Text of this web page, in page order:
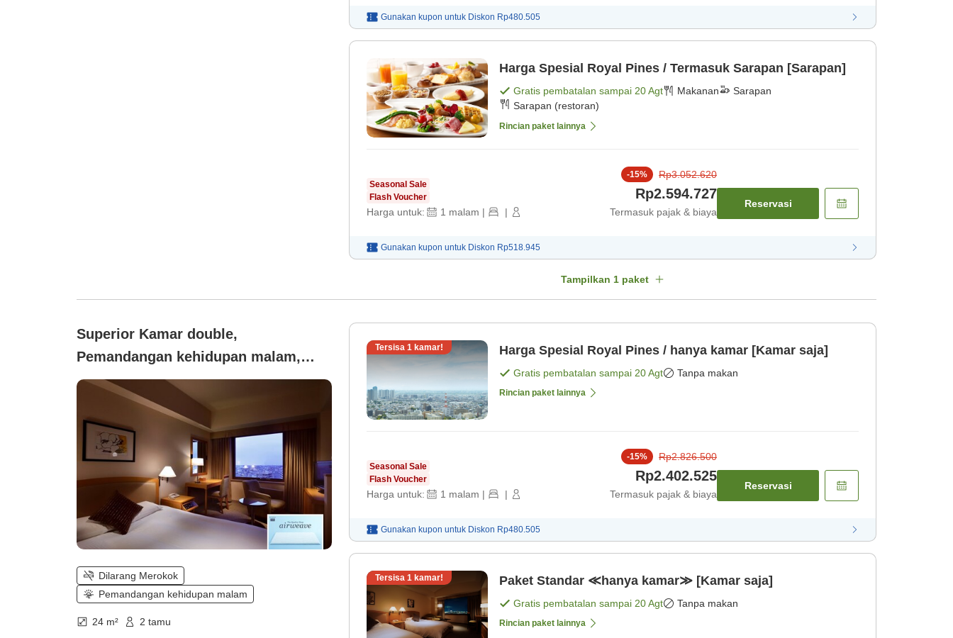
Gunakan kupon untuk Diskon Rp480.505
Harga Spesial Royal Pines / Termasuk Sarapan [Sarapan]
Gratis pembatalan sampai 20 Agt Makanan
Sarapan
Sarapan (restoran)
Rincian paket lainnya
Seasonal Sale
Flash Voucher
Harga untuk: 1 malam | |
-15% Rp3.052.620
Rp2.594.727
Termasuk pajak & biaya
Reservasi
Gunakan kupon untuk Diskon Rp518.945
Tampilkan 1 paket
Superior Kamar double,
Pemandangan kehidupan malam,
Tidak merokok (Lantai Pinnacle di
lantai tinggi)
Dilarang Merokok
Pemandangan kehidupan malam
24 m² 2 tamu
Tersisa 1 kamar! Harga Spesial Royal Pines / hanya kamar [Kamar saja]
Gratis pembatalan sampai 20 Agt Tanpa makan
Rincian paket lainnya
Seasonal Sale
Flash Voucher
Harga untuk: 1 malam | |
-15% Rp2.826.500
Rp2.402.525
Termasuk pajak & biaya
Reservasi
Gunakan kupon untuk Diskon Rp480.505
Tersisa 1 kamar! Paket Standar ≪hanya kamar≫ [Kamar saja]
Gratis pembatalan sampai 20 Agt Tanpa makan
Rincian paket lainnya